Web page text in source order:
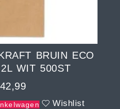
BRUIN ECO
WIT 500ST
42,99
Wishlist